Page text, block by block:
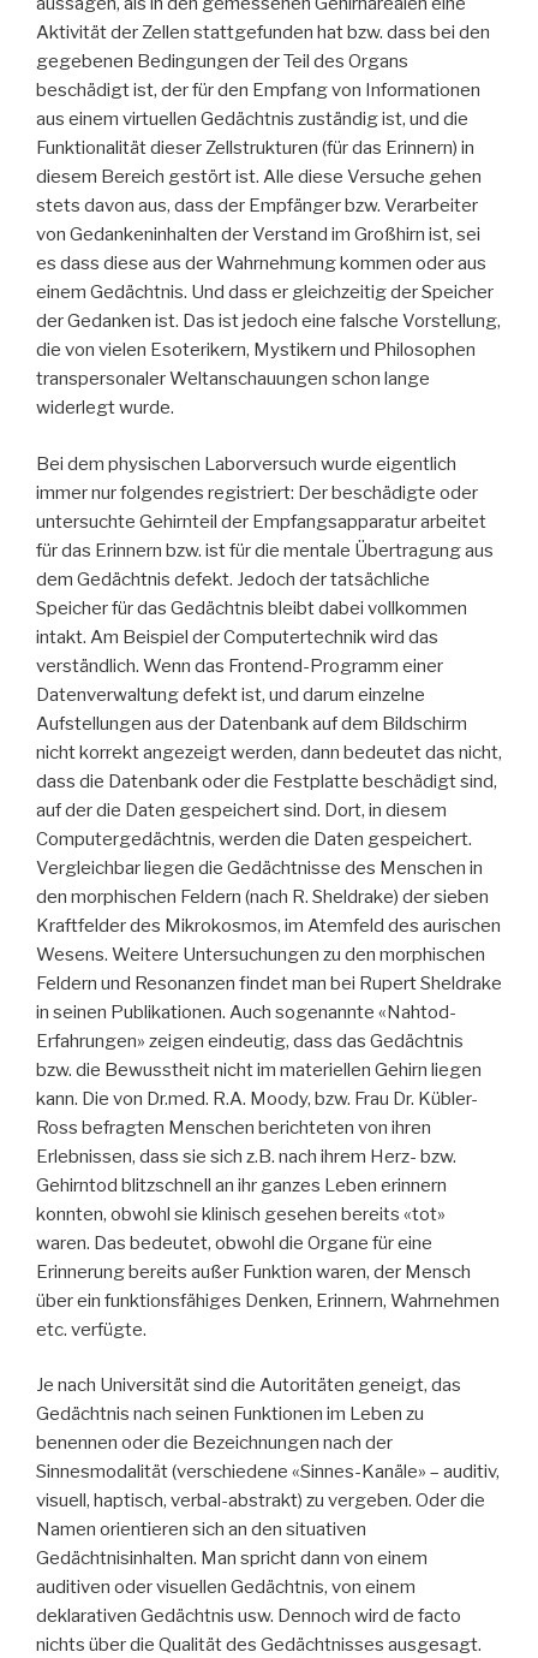
Aktivität der Zellen stattgefunden hat bzw. dass bei den
gegebenen Bedingungen der Teil des Organs
beschädigt ist, der für den Empfang von Informationen
aus einem virtuellen Gedächtnis zuständig ist, und die
Funktionalität dieser Zellstrukturen (für das Erinnern) in
diesem Bereich gestört ist. Alle diese Versuche gehen
stets davon aus, dass der Empfänger bzw. Verarbeiter
von Gedankeninhalten der Verstand im Großhirn ist, sei
es dass diese aus der Wahrnehmung kommen oder aus
einem Gedächtnis. Und dass er gleichzeitig der Speicher
der Gedanken ist. Das ist jedoch eine falsche Vorstellung,
die von vielen Esoterikern, Mystikern und Philosophen
transpersonaler Weltanschauungen schon lange
widerlegt wurde.
Bei dem physischen Laborversuch wurde eigentlich
immer nur folgendes registriert: Der beschädigte oder
untersuchte Gehirnteil der Empfangsapparatur arbeitet
für das Erinnern bzw. ist für die mentale Übertragung aus
dem Gedächtnis defekt. Jedoch der tatsächliche
Speicher für das Gedächtnis bleibt dabei vollkommen
intakt. Am Beispiel der Computertechnik wird das
verständlich. Wenn das Frontend-Programm einer
Datenverwaltung defekt ist, und darum einzelne
Aufstellungen aus der Datenbank auf dem Bildschirm
nicht korrekt angezeigt werden, dann bedeutet das nicht,
dass die Datenbank oder die Festplatte beschädigt sind,
auf der die Daten gespeichert sind. Dort, in diesem
Computergedächtnis, werden die Daten gespeichert.
Vergleichbar liegen die Gedächtnisse des Menschen in
den morphischen Feldern (nach R. Sheldrake) der sieben
Kraftfelder des Mikrokosmos, im Atemfeld des aurischen
Wesens. Weitere Untersuchungen zu den morphischen
Feldern und Resonanzen findet man bei Rupert Sheldrake
in seinen Publikationen. Auch sogenannte «Nahtod-
Erfahrungen» zeigen eindeutig, dass das Gedächtnis
bzw. die Bewusstheit nicht im materiellen Gehirn liegen
kann. Die von Dr.med. R.A. Moody, bzw. Frau Dr. Kübler-
Ross befragten Menschen berichteten von ihren
Erlebnissen, dass sie sich z.B. nach ihrem Herz- bzw.
Gehirntod blitzschnell an ihr ganzes Leben erinnern
konnten, obwohl sie klinisch gesehen bereits «tot»
waren. Das bedeutet, obwohl die Organe für eine
Erinnerung bereits außer Funktion waren, der Mensch
über ein funktionsfähiges Denken, Erinnern, Wahrnehmen
etc. verfügte.
Je nach Universität sind die Autoritäten geneigt, das
Gedächtnis nach seinen Funktionen im Leben zu
benennen oder die Bezeichnungen nach der
Sinnesmodalität (verschiedene «Sinnes-Kanäle» – auditiv,
visuell, haptisch, verbal-abstrakt) zu vergeben. Oder die
Namen orientieren sich an den situativen
Gedächtnisinhalten. Man spricht dann von einem
auditiven oder visuellen Gedächtnis, von einem
deklarativen Gedächtnis usw. Dennoch wird de facto
nichts über die Qualität des Gedächtnisses ausgesagt.